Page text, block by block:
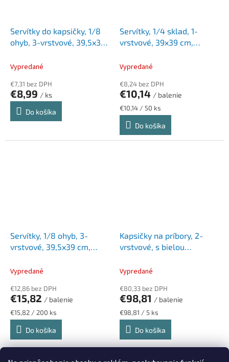
Servítky do kapsičky, 1/8
ohyb, 3-vrstvové, 39,5x39
decor
Vypredané
€7,31 bez DPH
€8,99 / ks
Do košíka
Servítky, 1/4 sklad, 1-
vrstvové, 39x39 cm,
Feel Elegance Dinner",
Vypredané
€8,24 bez DPH
€10,14 / balenie
Jednotková
cena:
€10,14 / 50 ks
Do košíka
Servítky, 1/8 ohyb, 3-
vrstvové, 39,5x39 cm,
Cutlery Pocket", decor
Vypredané
€12,86 bez DPH
€15,82 / balenie
Jednotková
cena:
€15,82 / 200 ks
Do košíka
Kapsičky na príbory, 2-
vrstvové, s bielou
TORK, prírodná
Vypredané
€80,33 bez DPH
€98,81 / balenie
Jednotková
cena:
€98,81 / 5 ks
Do košíka
34položiek celkom